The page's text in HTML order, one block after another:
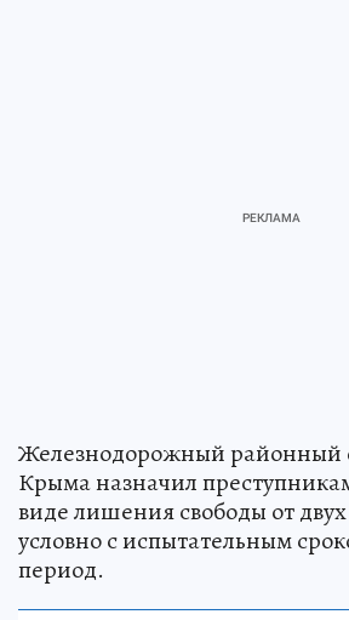
Железнодорожный районный
Крыма назначил
виде лишения свободы от двух
условно с испытательным
период.